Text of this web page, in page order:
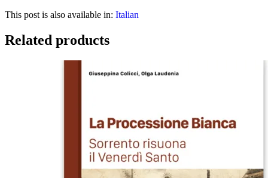
This post is also available in: Italian
Related products